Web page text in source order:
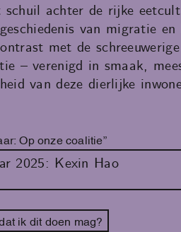
achter de rijke
van migratie
met de
– verenigd in smaak,
van deze dierlijke
Op onze coalitie”
2025: Kexin Hao
ik dit doen mag?